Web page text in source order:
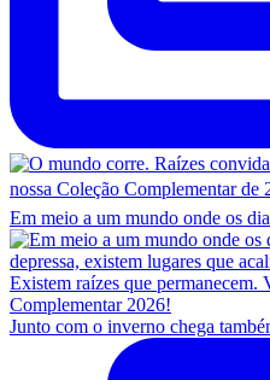
Em meio a um mundo onde os
Junto com o inverno chega